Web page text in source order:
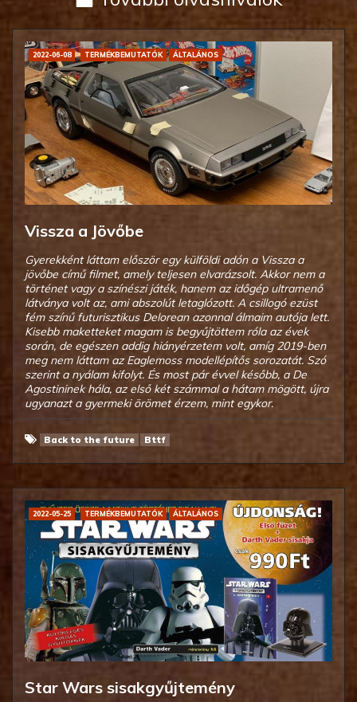
2022-06-08 TERMÉKBEMUTATÓK ÁLTALÁNOS
Vissza a Jövőbe
Gyerekként láttam először egy külföldi adón a Vissza a
jövőbe című filmet, amely teljesen elvarázsolt. Akkor nem a
történet vagy a színészi játék, hanem az időgép ultramenő
látványa volt az, ami abszolút letaglózott. A csillogó ezüst
fém színű futurisztikus Delorean azonnal álmaim autója lett.
Kisebb maketteket magam is begyűjtöttem róla az évek
során, de egészen addig hiányérzetem volt, amíg 2019-ben
meg nem láttam az Eaglemoss modellépítős sorozatát. Szó
szerint a nyálam kifolyt. És most pár évvel később, a De
Agostininek hála, az első két számmal a hátam mögött, újra
ugyanazt a gyermeki örömet érzem, mint egykor.
Back to the future Bttf
2022-05-25 TERMÉKBEMUTATÓK ÁLTALÁNOS
Star Wars sisakgyűjtemény